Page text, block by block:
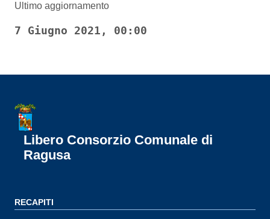
Ultimo aggiornamento
7 Giugno 2021, 00:00
Libero Consorzio Comunale di
Ragusa
RECAPITI